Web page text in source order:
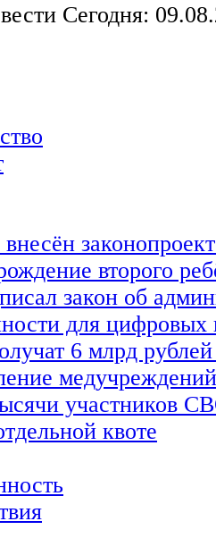
Сегодня:
второго
закон об
для
6 млрд рублей
медучреждений
участников
квоте